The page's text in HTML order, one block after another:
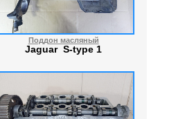
Поддон масляный
Jaguar S-type 1